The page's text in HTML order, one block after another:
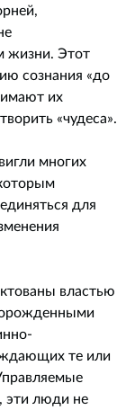
жизни. Этот
сознания «до
их
«чудеса».
многих
для
властью
те или
эти люди не